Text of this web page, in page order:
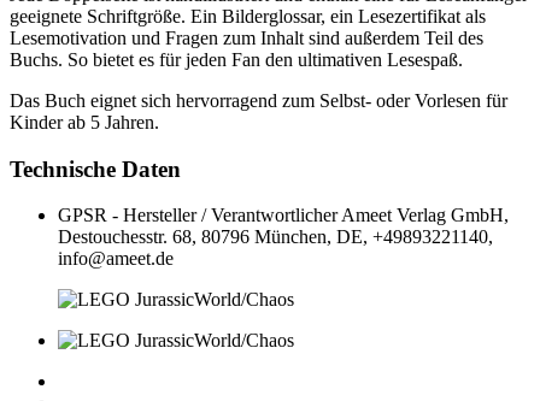
geeignete Schriftgröße. Ein Bilderglossar, ein Lesezertifikat als
Lesemotivation und Fragen zum Inhalt sind außerdem Teil des
Buchs. So bietet es für jeden Fan den ultimativen Lesespaß.
Das Buch eignet sich hervorragend zum Selbst- oder Vorlesen für
Kinder ab 5 Jahren.
Technische Daten
GPSR - Hersteller / Verantwortlicher Ameet Verlag GmbH,
Destouchesstr. 68, 80796 München, DE, +49893221140,
info@ameet.de